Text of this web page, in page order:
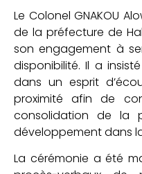
Le Colonel GNAKOU
de la préfecture de
son engagement à
disponibilité. Il a
dans un esprit
proximité afin de
consolidation de la
développement dans
La cérémonie a été